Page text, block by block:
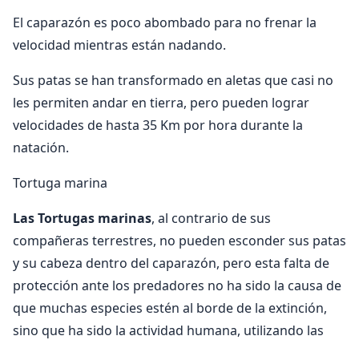
El caparazón es poco abombado para no frenar la
velocidad mientras están nadando.
Sus patas se han transformado en aletas que casi no
les permiten andar en tierra, pero pueden lograr
velocidades de hasta 35 Km por hora durante la
natación.
Tortuga marina
Las Tortugas marinas, al contrario de sus
compañeras terrestres, no pueden esconder sus patas
y su cabeza dentro del caparazón, pero esta falta de
protección ante los predadores no ha sido la causa de
que muchas especies estén al borde de la extinción,
sino que ha sido la actividad humana, utilizando las